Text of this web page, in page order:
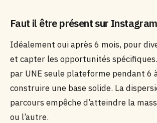
Faut il être présent sur
Idéalement oui après 6 mois, pour
et capter les opportunités
par UNE seule plateforme pendant 6
construire une base solide. La
parcours empêche d’atteindre la
ou l’autre.